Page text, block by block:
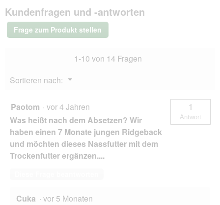
Nassfutter
Hund
Junior
Kundenfragen und -antworten
Frage zum Produkt stellen
1-10 von 14 Fragen
Sortieren nach:
▼
Menü
Paotom · vor 4 Jahren
Was heißt nach dem Absetzen? Wir
haben einen 7 Monate jungen Ridgeback
und möchten dieses Nassfutter mit dem
Trockenfutter ergänzen....
1
Antwort
Cuka · vor 5 Monaten